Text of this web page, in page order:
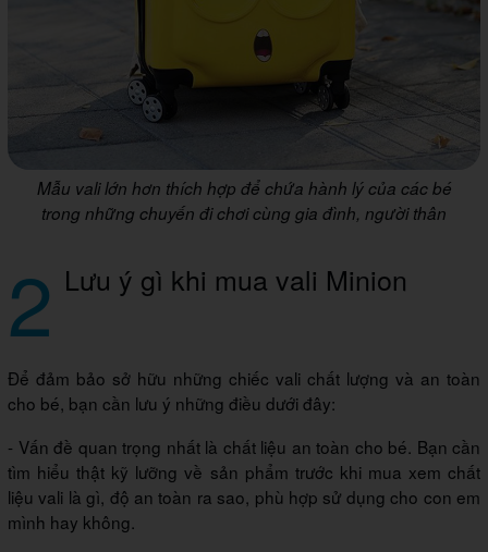
Mẫu vali lớn hơn thích hợp để chứa hành lý của các bé
trong những chuyến đi chơi cùng gia đình, người thân
2 Lưu ý gì khi mua vali Minion
Để đảm bảo sở hữu những chiếc vali chất lượng và an toàn
cho bé, bạn cần lưu ý những điều dưới đây:
- Vấn đề quan trọng nhất là chất liệu an toàn cho bé. Bạn cần
tìm hiểu thật kỹ lưỡng về sản phẩm trước khi mua xem chất
liệu vali là gì, độ an toàn ra sao, phù hợp sử dụng cho con em
mình hay không.